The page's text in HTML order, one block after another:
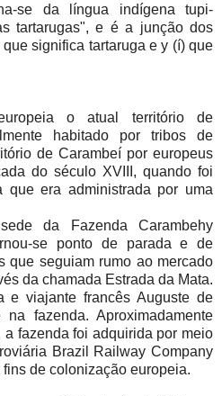
se da língua indígena tupi-
tartarugas", e é a junção dos
significa tartaruga e y (í) que
o atual território de
habitado por tribos de
de Carambeí por europeus
do século XVIII, quando foi
que era administrada por uma
da Fazenda Carambehy
se ponto de parada e de
que seguiam rumo ao mercado
da chamada Estrada da Mata.
e viajante francês Auguste de
na fazenda. Aproximadamente
fazenda foi adquirida por meio
Brazil Railway Company
de colonização europeia.